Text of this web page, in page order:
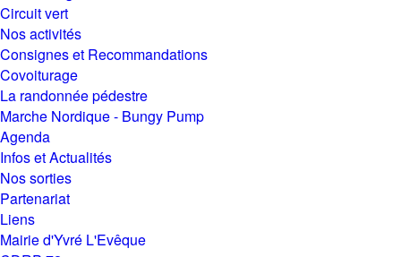
Circuit vert
Nos activités
Consignes et Recommandations
Covoiturage
La randonnée pédestre
Marche Nordique - Bungy Pump
Agenda
Infos et Actualités
Nos sorties
Partenariat
Liens
Mairie d'Yvré L'Evêque